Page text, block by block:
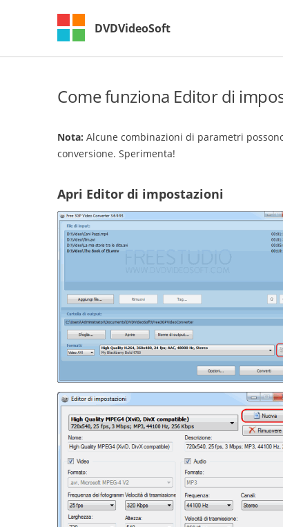
DVDVideoSoft
Come funziona Editor di
Nota: Alcune combinazioni di parametri
conversione. Sperimenta!
Apri Editor di impostazioni